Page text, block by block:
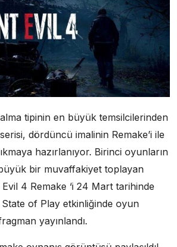
tipinin en büyük temsilcilerinden
dördüncü imalinin Remake’i ile
hazırlanıyor. Birinci oyunların
bir muvaffakiyet toplayan
4 Remake ‘i 24 Mart tarihinde
of Play etkinliğinde oyun
yayınlandı.